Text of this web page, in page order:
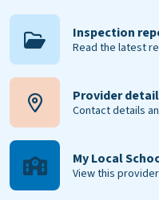
Inspection
Read the latest
Provider
Contact details
My Local
View this